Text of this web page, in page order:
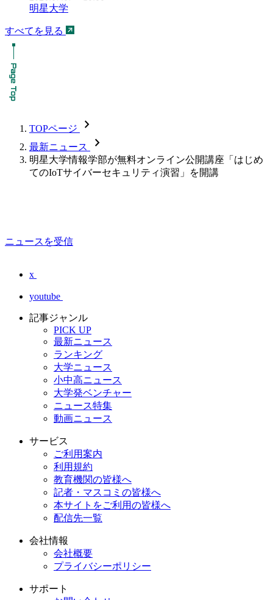
明星大学
すべてを見る
TOPページ chevron_forward
最新ニュース chevron_forward
明星大学情報学部が無料オンライン公開講座「はじめ
てのIoTサイバーセキュリティ演習」を開講
ニュースを受信
x
youtube
記事ジャンル
PICK UP
最新ニュース
ランキング
大学ニュース
小中高ニュース
大学発ベンチャー
ニュース特集
動画ニュース
サービス
ご利用案内
利用規約
教育機関の皆様へ
記者・マスコミの皆様へ
本サイトをご利用の皆様へ
配信先一覧
会社情報
会社概要
プライバシーポリシー
サポート